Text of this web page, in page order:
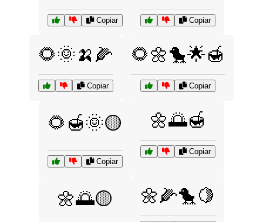
Copiar Copiar
🌻🌞🍌🌽
Copiar
🌻🌼🐤🌟🍯
Copiar
🌻🍯🌞🟡
Copiar
🌼🌅🍯
Copiar
🌼🌅🟡 🌼🌽🐤🍋